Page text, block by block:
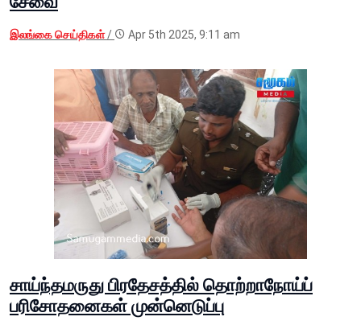
இலங்கை செய்திகள்/ Apr 5th 2025, 9:11 am
சாய்ந்தமருது பிரதேசத்தில் தொற்றாநோய்ப்
பரிசோதனைகள் முன்னெடுப்பு